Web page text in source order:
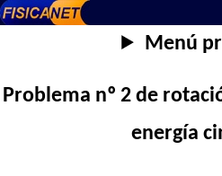
Menú
Problema nº 2 de
energía